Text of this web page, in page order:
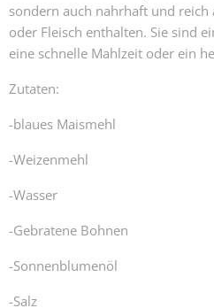
sondern auch nahrhaft und reich
oder Fleisch enthalten. Sie sind
eine schnelle Mahlzeit oder ein
Zutaten:
-blaues Maismehl
-Weizenmehl
-Wasser
-Gebratene Bohnen
-Sonnenblumenöl
-Salz